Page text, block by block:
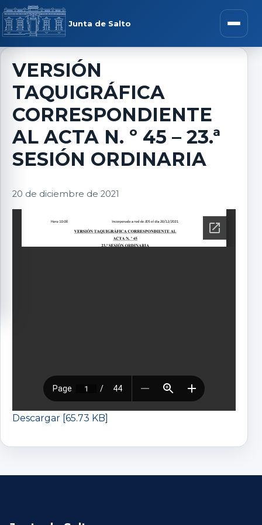
Saltar al contenido
Junta de Salto Abrir
menú
VERSIÓN
TAQUIGRÁFICA
CORRESPONDIENTE
AL ACTA N. º 45 – 23.ª
SESIÓN ORDINARIA
20 de diciembre de 2021
Descargar [65.73 KB]